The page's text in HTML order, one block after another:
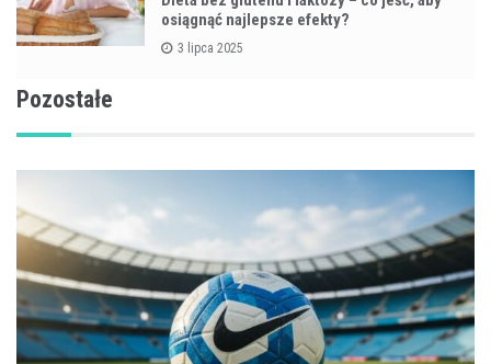
osiągnąć najlepsze efekty?
3 lipca 2025
Pozostałe